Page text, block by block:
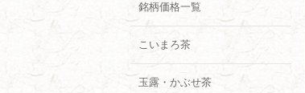
銘柄価格一覧
こいまろ茶
玉露・かぶせ茶